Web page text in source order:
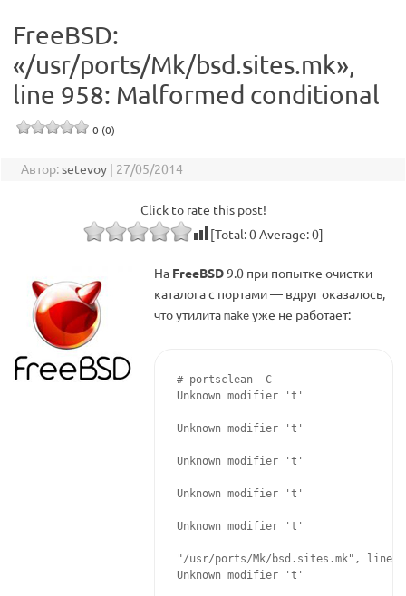
FreeBSD:
«/usr/ports/Mk/bsd.sites.mk»,
line 958: Malformed conditional
0 (0)
Автор:setevoy | 27/05/2014
Click to rate this post!
[Total:0Average:0]
На FreeBSD9.0 при попытке очистки
каталога с портами — вдруг оказалось,
что утилита make уже не работает:
# portsclean -C
Unknown modifier 't'
Unknown modifier 't'
Unknown modifier 't'
Unknown modifier 't'
Unknown modifier 't'
"/usr/ports/Mk/bsd.sites.mk", line 958:
Unknown modifier 't'